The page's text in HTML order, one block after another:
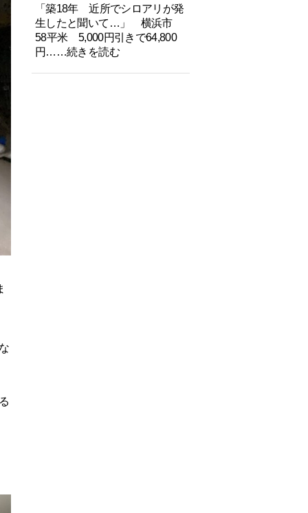
「築18年 近所でシロアリが発
生したと聞いて…」 横浜市
58平米 5,000円引きで64,800
円……続きを読む